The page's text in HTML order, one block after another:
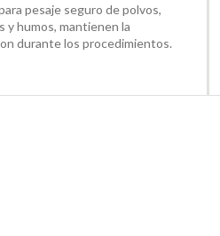
pesaje seguro de polvos,
y humos, mantienen la
durante los procedimientos.